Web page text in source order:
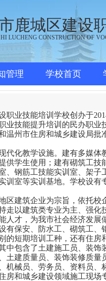
鹿城区建设
LUCHENG CONSTRUCTION OF
管理 学校首页
职业技能培训学校创办于
业技能提升培训的民办职业
温州市住房和城乡建设局批
代化教学设施。建有多媒体
供学生使用；建有砌筑工技
、钢筋工技能实训室、架子
训室等实训基地。学校设有
区建筑企业为宗旨，依托校
走以建筑类专业为主、强化
人才，为我市社会经济发展
有保安、防水工、砌筑工、
的短期培训工种，还有住房
中包含了土建施工员、装饰
土建质量员、装饰装修质量
机械员、劳务员、资料员、
房和城乡建设领域施工现场